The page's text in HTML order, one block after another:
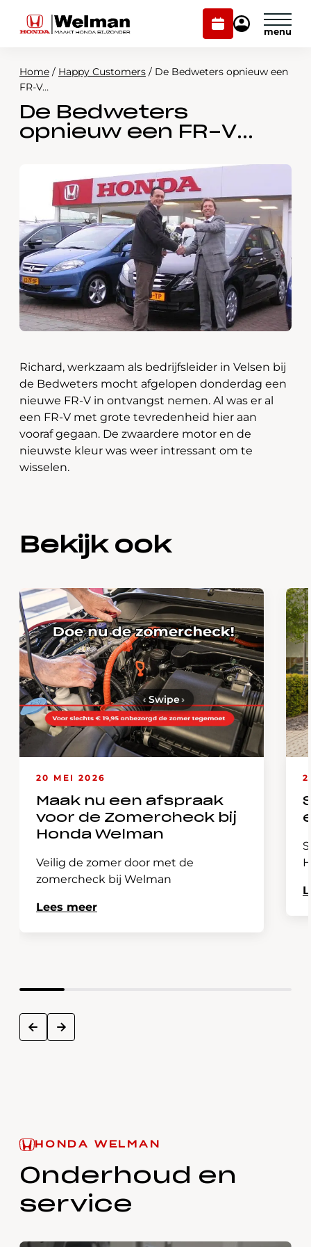
Plan
onderhoud
Mijn
Modellen
Voorraad
Over ons
Webshop
Contact
Plan onderhoud
Home / Happy Customers / De Bedweters opnieuw een
FR-V…
De Bedweters
opnieuw een FR-V…
Richard, werkzaam als bedrijfsleider in Velsen bij
de Bedweters mocht afgelopen donderdag een
nieuwe FR-V in ontvangst nemen. Al was er al
een FR-V met grote tevredenheid hier aan
vooraf gegaan. De zwaardere motor en de
nieuwste kleur was weer intressant om te
wisselen.
Bekijk ook
20 MEI 2026
Maak nu een afspraak
voor de Zomercheck bij
Honda Welman
Veilig de zomer door met de
zomercheck bij Welman
Lees meer
prev next
‹ Swipe›
HONDA WELMAN
Onderhoud en
service